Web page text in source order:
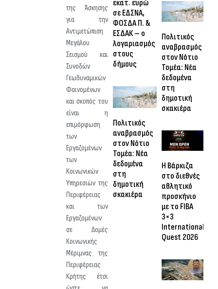
της Άσκησης
για την
Αντιμετώπιση
Μεγάλου
Σεισμού και
Συνοδών
Γεωδυναμικών
Φαινομένων
και σκοπός του
είναι η
επιμόρφωση
των
Εργαζομένων
των
Κοινωνικών
Υπηρεσιών της
Περιφέρειας
και των
Εργαζομένων
σε Δομές
Κοινωνικής
Μέριμνας της
Περιφέρειας
Κρήτης έτσι
εκατ. ευρώ
σε ΕΔΣΝΑ,
ΦΟΣΔΑ Π. &
ΕΣΔΑΚ – ο
λογαριασμός
στους
δήμους
Πολιτικός
αναβρασμός
στον Νότιο
Τομέα: Νέα
δεδομένα
στη
δημοτική
σκακιέρα
Πολιτικός
αναβρασμός
στον Νότιο
Τομέα: Νέα
δεδομένα
στη
δημοτική
σκακιέρα
Η Βάρκιζα
στο διεθνές
αθλητικό
προσκήνιο
με το FIBA
3×3
International
Quest 2026